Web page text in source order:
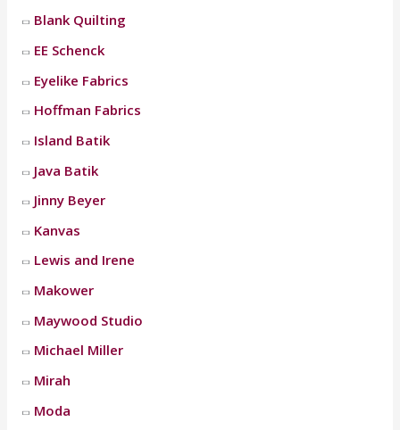
Blank Quilting
EE Schenck
Eyelike Fabrics
Hoffman Fabrics
Island Batik
Java Batik
Jinny Beyer
Kanvas
Lewis and Irene
Makower
Maywood Studio
Michael Miller
Mirah
Moda